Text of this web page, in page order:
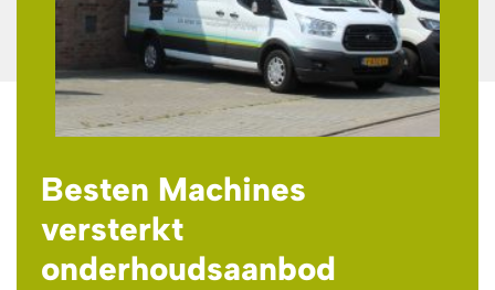
Besten Machines
versterkt
onderhoudsaanbod